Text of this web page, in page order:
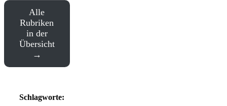
Alle
Rubriken
in der
Übersicht
Schlagworte: